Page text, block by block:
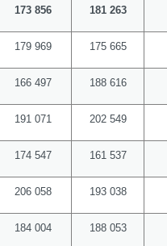
173 856 181 263
179 969 175 665
166 497 188 616
191 071 202 549
174 547 161 537
206 058 193 038
184 004 188 053